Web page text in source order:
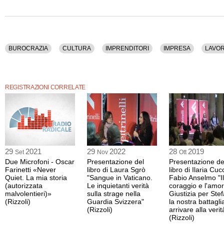
BUROCRAZIA CULTURA IMPRENDITORI IMPRESA
REGISTRAZIONI CORRELATE
29 Set 2021
Due Microfoni - Oscar
Farinetti «Never
Quiet. La mia storia
(autorizzata
malvolentieri)»
(Rizzoli)
29 Nov 2022
Presentazione del
libro di Laura Sgrò
"Sangue in Vaticano.
Le inquietanti verità
sulla strage nella
Guardia Svizzera"
(Rizzoli)
28 Ott 2019
Presentazione
libro di Ilaria
Fabio Anselmo "Il
coraggio e
Giustizia per
la nostra
arrivare alla
(Rizzoli)